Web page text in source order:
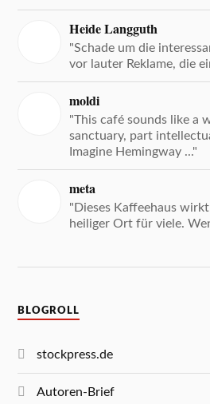
Heide Langguth
"Schade um die
vor lauter Reklame, die
moldi
"This café sounds like a
sanctuary, part
Imagine Hemingway ..."
meta
"Dieses Kaffeehaus
heiliger Ort für viele.
BLOGROLL
stockpress.de
Autoren-Brief